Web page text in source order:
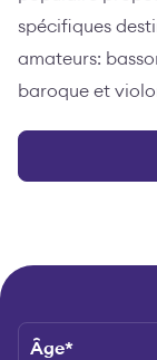
spécifiques
amateurs:
baroque et
Âge*